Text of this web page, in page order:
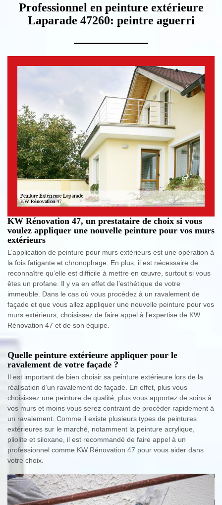
Professionnel en peinture extérieure
Laparade 47260: peintre aguerri
KW Rénovation 47, un prestataire de choix si vous
voulez appliquer une nouvelle peinture pour vos murs
extérieurs
L’application de peinture pour murs extérieurs est une opération à
la fois fatigante et chronophage. En plus, il est nécessaire de
reconnaître qu’elle est difficile à mettre en œuvre, surtout si vous
êtes un profane. Il y va en effet de l’esthétique de votre
immeuble. Dans le cas où vous procédez à un ravalement de
façade et que vous allez appliquer une nouvelle peinture pour vos
murs extérieurs, choisissez de faire appel à l’expertise de KW
Rénovation 47 et de son équipe.
Quelle peinture extérieure appliquer pour le
ravalement de votre façade ?
Il est important de bien choisir sa peinture extérieure lors de la
réalisation d’un ravalement de façade. En effet, plus vous
choisissez une peinture de qualité, plus vous apportez de soins à
vos murs et moins vous serez contraint de procéder rapidement à
un ravalement. Comme il existe plusieurs types de peintures
extérieures sur le marché, notamment la peinture acrylique,
pliolite et siloxane, il est recommandé de faire appel à un
professionnel comme KW Rénovation 47 pour vous aider dans
votre choix.